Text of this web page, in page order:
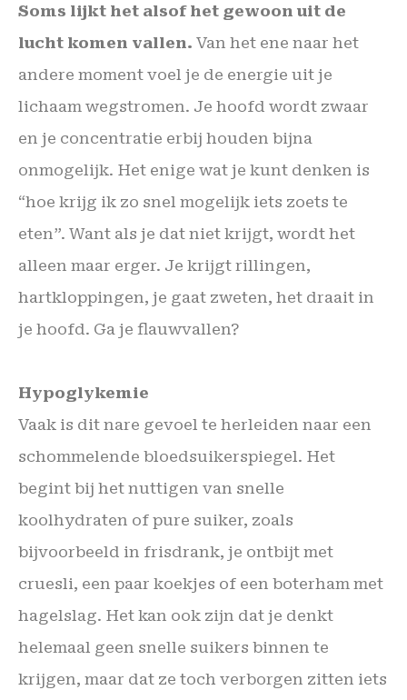
Soms lijkt het alsof het gewoon uit de
lucht komen vallen. Van het ene naar het
andere moment voel je de energie uit je
lichaam wegstromen. Je hoofd wordt zwaar
en je concentratie erbij houden bijna
onmogelijk. Het enige wat je kunt denken is
“hoe krijg ik zo snel mogelijk iets zoets te
eten”. Want als je dat niet krijgt, wordt het
alleen maar erger. Je krijgt rillingen,
hartkloppingen, je gaat zweten, het draait in
je hoofd. Ga je flauwvallen?
Hypoglykemie
Vaak is dit nare gevoel te herleiden naar een
schommelende bloedsuikerspiegel. Het
begint bij het nuttigen van snelle
koolhydraten of pure suiker, zoals
bijvoorbeeld in frisdrank, je ontbijt met
cruesli, een paar koekjes of een boterham met
hagelslag. Het kan ook zijn dat je denkt
helemaal geen snelle suikers binnen te
krijgen, maar dat ze toch verborgen zitten iets